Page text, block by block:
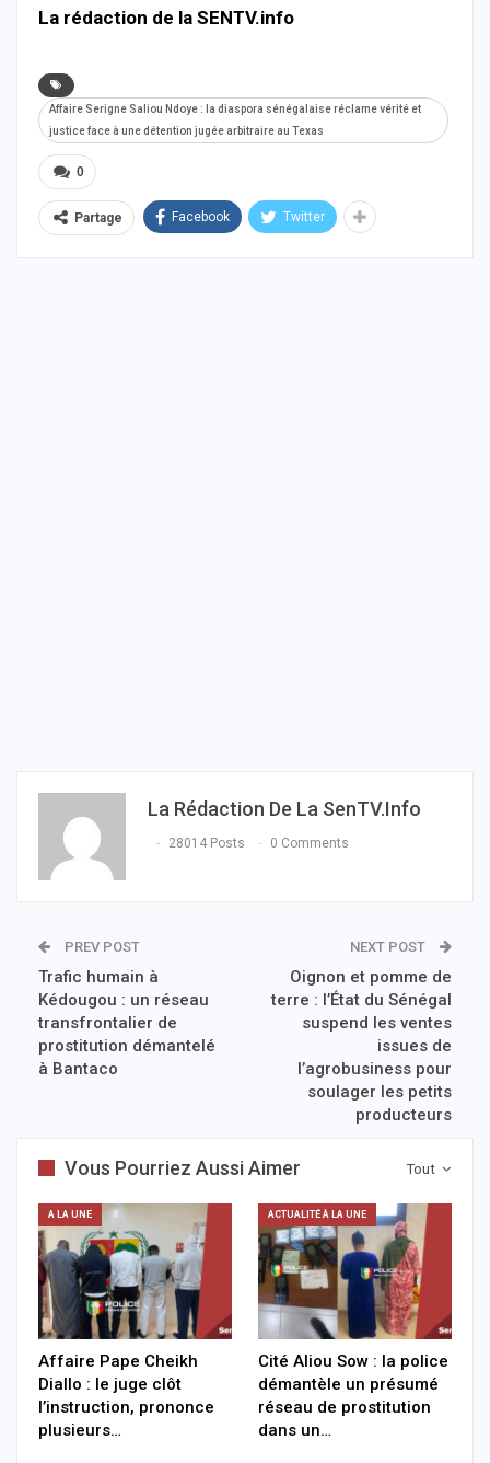
La rédaction de la SENTV.info
Affaire Serigne Saliou Ndoye : la diaspora sénégalaise réclame vérité et
justice face à une détention jugée arbitraire au Texas
0
Partage Facebook Twitter
La Rédaction De La SenTV.info
28014 Posts 0 Comments
PREV POST
Trafic humain à
Kédougou : un réseau
transfrontalier de
prostitution démantelé
à Bantaco
NEXT POST
Oignon et pomme de
terre : l’État du Sénégal
suspend les ventes
issues de
l’agrobusiness pour
soulager les petits
producteurs
Tout
Vous Pourriez Aussi Aimer
A LA UNE
Affaire Pape Cheikh
Diallo : le juge clôt
l’instruction, prononce
plusieurs…
ACTUALITÉ À LA UNE
Cité Aliou Sow : la police
démantèle un présumé
réseau de prostitution
dans un…